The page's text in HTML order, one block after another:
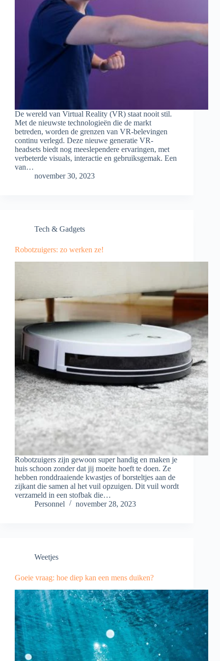
De wereld van Virtual Reality (VR) staat nooit stil.
Met de nieuwste technologieën die de markt
betreden, worden de grenzen van VR-belevingen
continu verlegd. Deze nieuwe generatie VR-
headsets biedt nog meeslependere ervaringen, met
verbeterde visuals, interactie en gebruiksgemak. Een
van…
november 30, 2023
Tech & Gadgets
Robotzuigers: zo werken ze!
Robotzuigers zijn gewoon super handig en maken je
huis schoon zonder dat jij moeite hoeft te doen. Ze
hebben ronddraaiende kwastjes of borsteltjes aan de
zijkant die samen al het vuil opzuigen. Dit vuil wordt
verzameld in een stofbak die…
Personnel
november 28, 2023
Weetjes
Goeie vraag: hoe diep kan een mens duiken?